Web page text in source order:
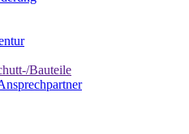
Bauteile